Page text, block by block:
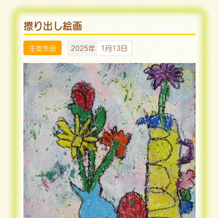
擦り出し絵画
生徒作品 2025年 1月13日